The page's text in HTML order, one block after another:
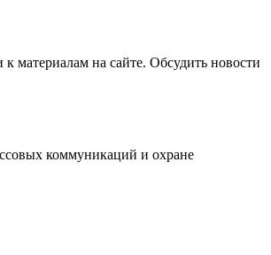
материалам на сайте. Обсудить новости
коммуникаций и охране